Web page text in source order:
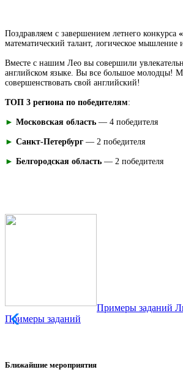
Поздравляем с завершением летнего конкурса
математический талант, логическое
Вместе с нашим Лео вы совершили
английском языке. Вы все большое молодцы!
совершенствовать свой английский!
ТОП 3 региона по победителям:
► Московская область — 4 победителя
► Санкт-Петербург — 2 победителя
► Белгородская область — 2 победителя
Примеры заданий
Примеры заданий
Ближайшие мероприятия